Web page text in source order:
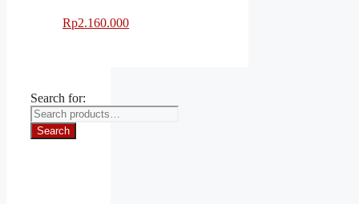
Rp2.160.000
Search for:
Search